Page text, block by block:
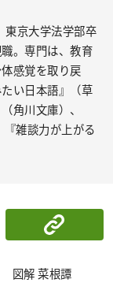
東京大学法学部卒
。専門は、教育
感覚を取り戻
い日本語』（草
角川文庫）、
『雑談力が上がる
する シ
図解 菜根譚